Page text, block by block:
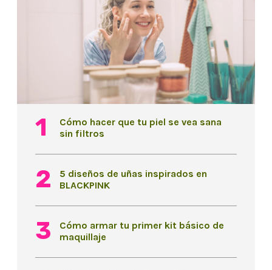
Cómo hacer que tu piel se vea sana
sin filtros
5 diseños de uñas inspirados en
BLACKPINK
Cómo armar tu primer kit básico de
maquillaje